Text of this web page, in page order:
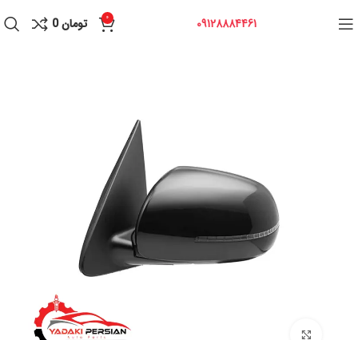
09128884461
0 تومان0